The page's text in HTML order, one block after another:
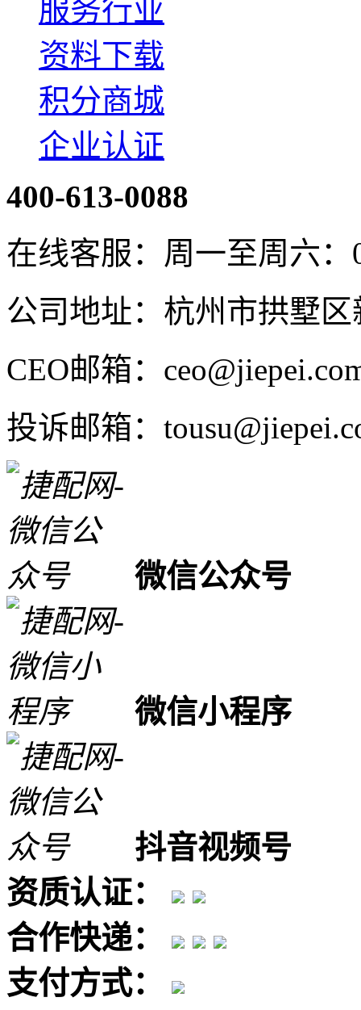
服务行业
资料下载
积分商城
企业认证
400-613-0088
在线客服：周一至周六：
公司地址：杭州市拱墅
CEO邮箱：
投诉邮箱：
微信公众号
微信小程序
抖音视频号
资质认证：
合作快递：
支付方式：